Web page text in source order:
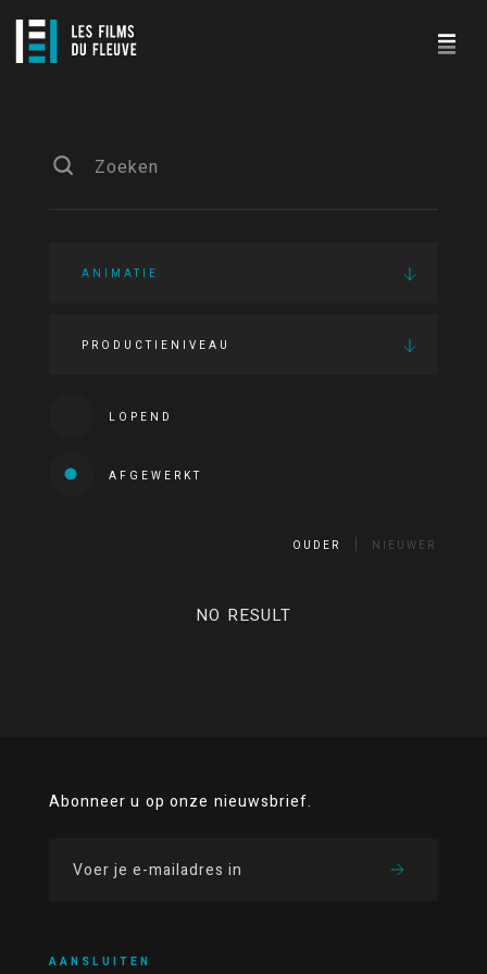
ANIMATIE
PRODUCTIENIVEAU
LOPEND
AFGEWERKT
OUDER NIEUWER
NO RESULT
Abonneer u op onze nieuwsbrief.
AANSLUITEN